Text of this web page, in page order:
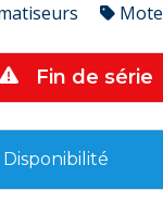
Fin de série
Disponibilité